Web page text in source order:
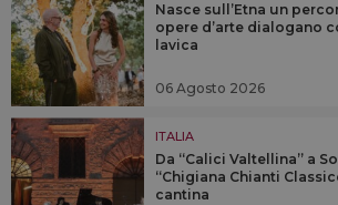
Nasce sull’Etna un
opere d’arte dialogano
lavica
06 Agosto 2026
ITALIA
Da “Calici Valtellina” a
“Chigiana Chianti
cantina